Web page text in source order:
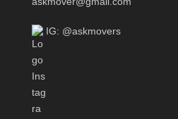
IG: @askmovers